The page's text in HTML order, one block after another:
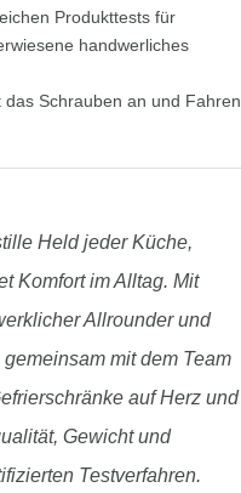
Produkttests für
handwerliches
Schrauben an und Fahren
Held jeder Küche,
Komfort im Alltag. Mit
Allrounder und
mit dem Team
auf Herz und
Gewicht und
Testverfahren.